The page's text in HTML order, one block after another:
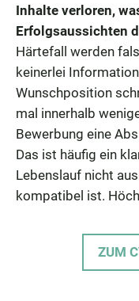
Inhalte verloren,
Erfolgsaussichten
Härtefall werden
keinerlei
Wunschposition
mal innerhalb
Bewerbung eine
Das ist häufig ein
Lebenslauf nicht
kompatibel ist.
ZUM